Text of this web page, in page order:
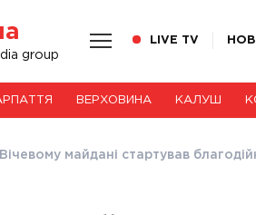
group
LIVE TV
ВЕРХОВИНА КАЛУШ
майдані стартував